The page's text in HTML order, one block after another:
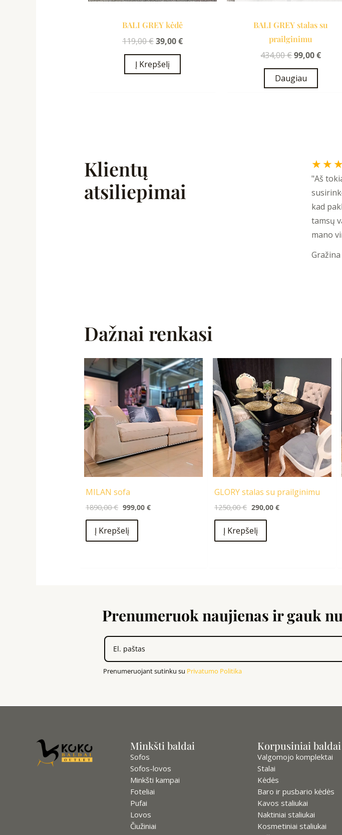
BALI GREY kėdė
119,00€39,00€
Į Krepšelį
BALI GREY stalas su
prailginimu
434,00€99,00€
Daugiau
Klientų
atsiliepimai
★ ★ ★
"Aš
kad
tamsų
mano
Gražina
Dažnai renkasi
MILAN sofa
1890,00€
Original
price
1890,00 €.
999,00€
Current
price
is:
999,00 €.
Į Krepšelį
GLORY stalas su prailginimu
1250,00€
was:
1250,00 €.
290,00€
is:
290,00 €.
Į Krepšelį
Prenumeruok naujienas ir gauk
Prenumeruojant sutinku su Privatumo Politika
Minkšti baldai
Sofos
Sofos-lovos
Minkšti kampai
Foteliai
Pufai
Lovos
Čiužiniai
Korpusiniai baldai
Valgomojo komplektai
Stalai
Kėdės
Baro ir pusbario kėdės
Kavos staliukai
Naktiniai staliukai
Kosmetiniai staliukai